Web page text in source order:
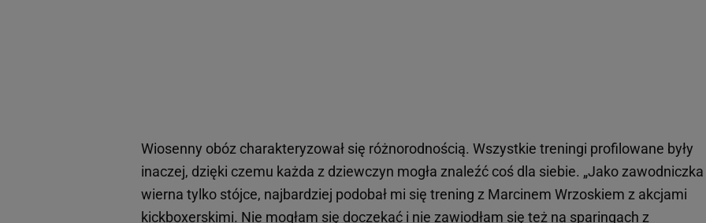
Wiosenny obóz charakteryzował się różnorodnością. Wszystkie treningi profilowane były
inaczej, dzięki czemu każda z dziewczyn mogła znaleźć coś dla siebie. „Jako zawodniczka
wierna tylko stójce, najbardziej podobał mi się trening z Marcinem Wrzoskiem z akcjami
kickboxerskimi. Nie mogłam się doczekać i nie zawiodłam się też na sparingach z